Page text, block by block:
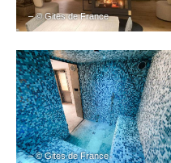
– © Gites de France
– © Gites de France